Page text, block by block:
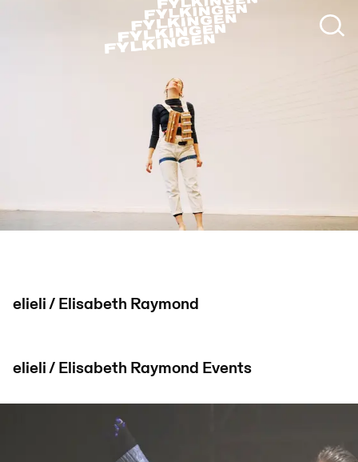
elieli / Elisabeth Raymond
elieli / Elisabeth Raymond Events